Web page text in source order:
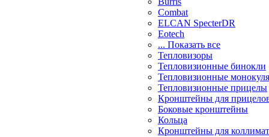
Combat
ELCAN SpecterDR
Eotech
... Показать все
Тепловизоры
Тепловизионные бинокли
Тепловизионные
Тепловизионные прицелы
Кронштейны для
Боковые кронштейны
Кольца
Кронштейны для